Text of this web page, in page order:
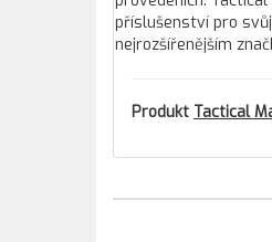
příslušenství pro
nejrozšířenějším
Produkt Tactical